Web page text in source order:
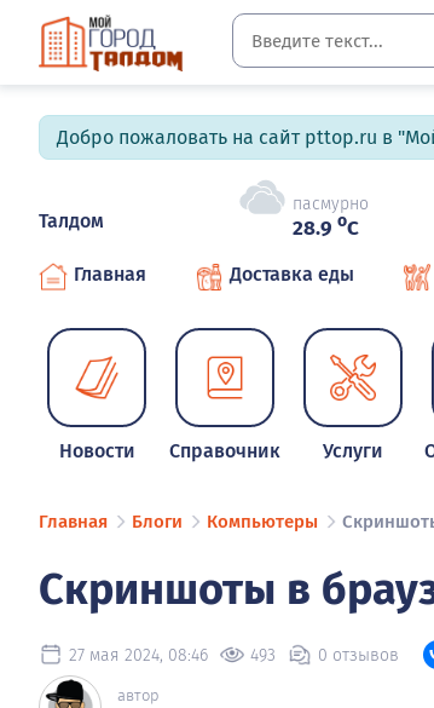
Добро пожаловать на сайт pttop.ru в
Талдом
пасмурно
28.9 oC
Главная Доставка еды
Новости Справочник Услуги
Главная Блоги Компьютеры
Скриншоты в
27 мая 2024, 08:46 493 0 отзывов
автор